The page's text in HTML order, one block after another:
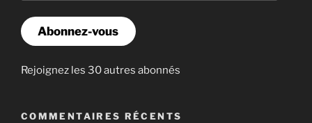
Abonnez-vous
Rejoignez les 30 autres abonnés
COMMENTAIRES RÉCENTS